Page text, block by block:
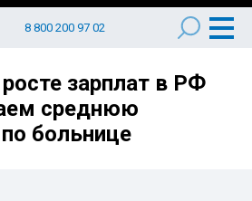
8 800 200 97 02
зарплат в РФ
среднюю
больнице